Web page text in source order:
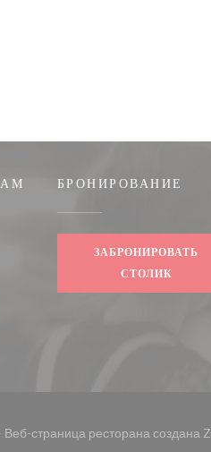
БРОНИРОВАНИЕ
ЗАБРОНИРОВАТЬ
СТОЛИК
страница ресторана создана